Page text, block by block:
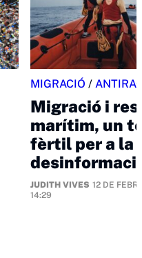
MIGRACIÓ /
Migració i
marítim, un
fèrtil per a la
JUDITH VIVES 12 DE
14:29